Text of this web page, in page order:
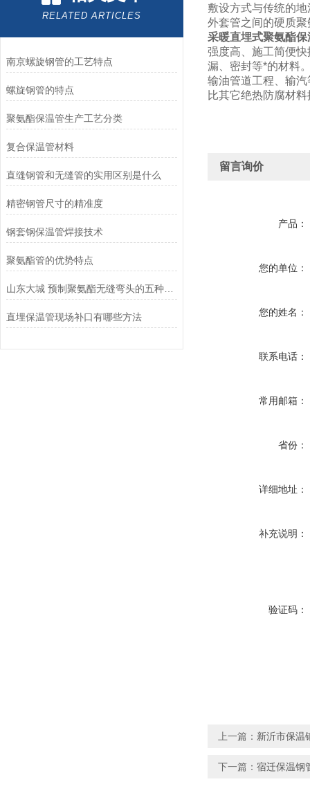
RELATED ARTICLES
南京螺旋钢管的工艺特点
螺旋钢管的特点
聚氨酯保温管生产工艺分类
复合保温管材料
直缝钢管和无缝管的实用区别是什么
精密钢管尺寸的精准度
钢套钢保温管焊接技术
聚氨酯管的优势特点
直埋保温管现场补口有哪些方法
敷设方式与传统的
外套管之间的硬质
采暖直埋式聚氨酯保
强度高、施工简便
漏、密封等*的材料
输油管道工程、输
比其它绝热防腐材
留言询价
产品：
您的单位：
您的姓名：
联系电话：
常用邮箱：
省份：
详细地址：
补充说明：
验证码：
上一篇： 新沂市保温
下一篇： 宿迁保温钢